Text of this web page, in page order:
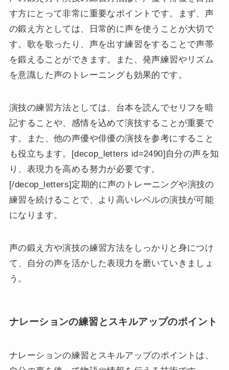
す方にとって非常に重要なポイントです。まず、声
の鍛え方としては、日常的に声を使うことが大切で
す。歌を歌ったり、声を出す練習をすることで声帯
を鍛えることができます。また、発声練習やリズム
を意識した声のトレーニングも効果的です。
演技の練習方法としては、台本を読んでセリフを暗
記することや、感情を込めて演技することが重要で
す。また、他の声優や俳優の演技を参考にすること
も役立ちます。[decop_letters id=2490]自分の声を知
り、表現力を高める努力が必要です。
[/decop_letters]定期的に声のトレーニングや演技の
練習を続けることで、より高いレベルの演技が可能
になります。
声の鍛え方や演技の練習方法をしっかりと身につけ
て、自分の声を活かした表現力を磨いていきましょ
う。
ナレーションの練習とスキルアップのポイント
ナレーションの練習とスキルアップのポイントは、